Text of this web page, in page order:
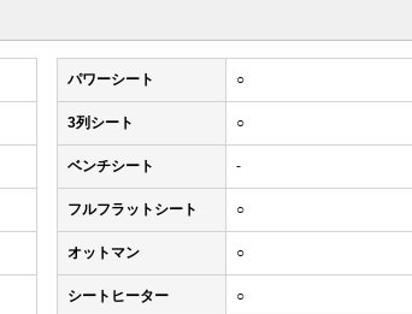
パワーシート ○
3列シート ○
ベンチシート -
フルフラットシート ○
オットマン ○
シートヒーター ○